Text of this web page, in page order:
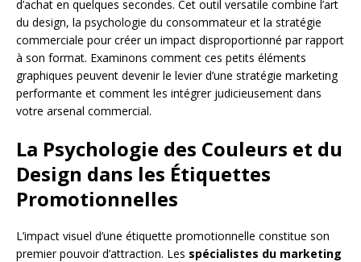
d’achat en quelques secondes. Cet outil versatile combine l’art
du design, la psychologie du consommateur et la stratégie
commerciale pour créer un impact disproportionné par rapport
à son format. Examinons comment ces petits éléments
graphiques peuvent devenir le levier d’une stratégie marketing
performante et comment les intégrer judicieusement dans
votre arsenal commercial.
La Psychologie des Couleurs et du
Design dans les Étiquettes
Promotionnelles
L’impact visuel d’une étiquette promotionnelle constitue son
premier pouvoir d’attraction. Les spécialistes du marketing